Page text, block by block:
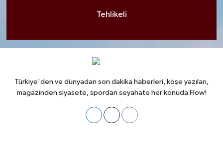
Tehlikeli
Türkiye'den ve dünyadan son dakika haberleri, köşe yazıları,
magazinden siyasete, spordan seyahate her konuda Flow!